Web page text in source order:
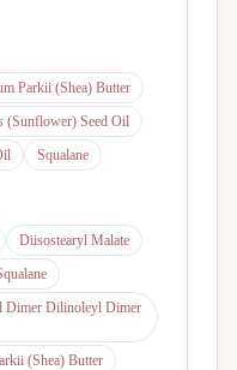
Parkii (Shea) Butter
(Sunflower) Seed Oil
Squalane
Diisostearyl Malate
Dimer Dilinoleyl Dimer
(Shea) Butter